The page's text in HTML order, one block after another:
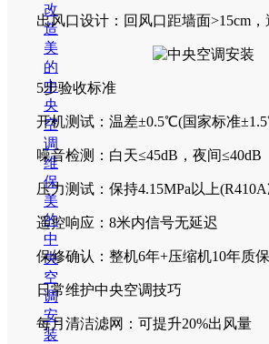
改
造
美
的
中
央
空
调
维
保
美
的
中
央
空
调
安
装
出风口设计‌：回风口距墙面>15cm，
‌5步验收标准‌
开机测试：温差±0.5℃(国家标准
噪音检测：白天≤45dB，夜间≤40dB
压力测试：保持4.15MPa以上(R410A
遥控响应：8米内信号无延迟
保修确认：整机6年+压缩机10年质保
‌日常维护中央空调技巧‌
每月清洁滤网：可提升20%出风量